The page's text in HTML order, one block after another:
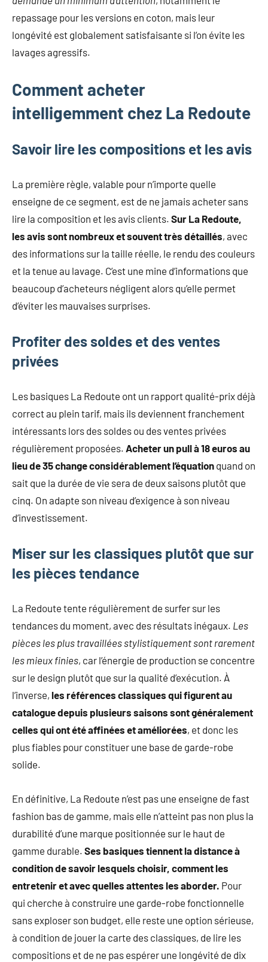
repassage pour les versions en coton, mais leur
longévité est globalement satisfaisante si l’on évite les
lavages agressifs.
Comment acheter
intelligemment chez La Redoute
Savoir lire les compositions et les avis
La première règle, valable pour n’importe quelle
enseigne de ce segment, est de ne jamais acheter sans
lire la composition et les avis clients. Sur La Redoute,
les avis sont nombreux et souvent très détaillés, avec
des informations sur la taille réelle, le rendu des couleurs
et la tenue au lavage. C’est une mine d’informations que
beaucoup d’acheteurs négligent alors qu’elle permet
d’éviter les mauvaises surprises.
Profiter des soldes et des ventes
privées
Les basiques La Redoute ont un rapport qualité-prix déjà
correct au plein tarif, mais ils deviennent franchement
intéressants lors des soldes ou des ventes privées
régulièrement proposées. Acheter un pull à 18 euros au
lieu de 35 change considérablement l’équation quand on
sait que la durée de vie sera de deux saisons plutôt que
cinq. On adapte son niveau d’exigence à son niveau
d’investissement.
Miser sur les classiques plutôt que sur
les pièces tendance
La Redoute tente régulièrement de surfer sur les
tendances du moment, avec des résultats inégaux. Les
pièces les plus travaillées stylistiquement sont rarement
les mieux finies, car l’énergie de production se concentre
sur le design plutôt que sur la qualité d’exécution. À
l’inverse, les références classiques qui figurent au
catalogue depuis plusieurs saisons sont généralement
celles qui ont été affinées et améliorées, et donc les
plus fiables pour constituer une base de garde-robe
solide.
En définitive, La Redoute n’est pas une enseigne de fast
fashion bas de gamme, mais elle n’atteint pas non plus la
durabilité d’une marque positionnée sur le haut de
gamme durable. Ses basiques tiennent la distance à
condition de savoir lesquels choisir, comment les
entretenir et avec quelles attentes les aborder. Pour
qui cherche à construire une garde-robe fonctionnelle
sans exploser son budget, elle reste une option sérieuse,
à condition de jouer la carte des classiques, de lire les
compositions et de ne pas espérer une longévité de dix